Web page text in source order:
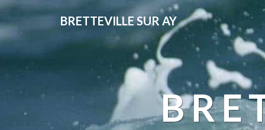
BRETTEVILLE SUR AY